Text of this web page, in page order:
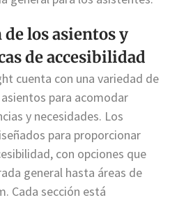
los asientos y
de accesibilidad
cuenta con una variedad de
para acomodar
y necesidades. Los
para proporcionar
con opciones que
general hasta áreas de
Cada sección está